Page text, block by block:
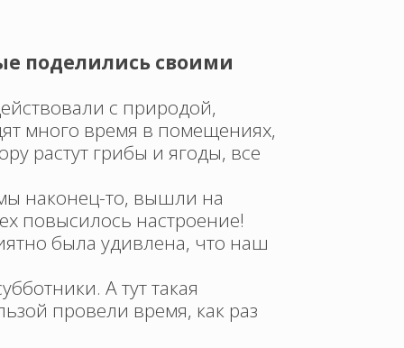
поделились своими
с природой,
много время в помещениях,
растут грибы и ягоды, все
наконец-то, вышли на
повысилось настроение!
была удивлена, что наш
А тут такая
провели время, как раз